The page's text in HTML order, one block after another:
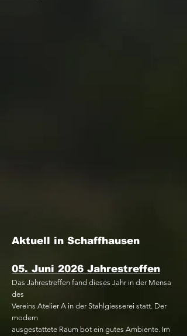
Aktuell in Schaffhausen
​05. Juni 2026 Jahrestreffen
Das Jahrestreffen fand dieses Jahr in der Mensa
des
Vereins Atelier A in der Stahlgiesserei statt. Der
modern
ausgestattete Raum bot ein gutes Ambiente. Im